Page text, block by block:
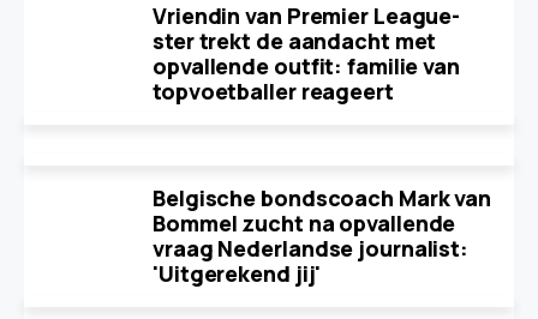
Vriendin van Premier League-
ster trekt de aandacht met
opvallende outfit: familie van
topvoetballer reageert
Belgische bondscoach Mark van
Bommel zucht na opvallende
vraag Nederlandse journalist:
'Uitgerekend jij'